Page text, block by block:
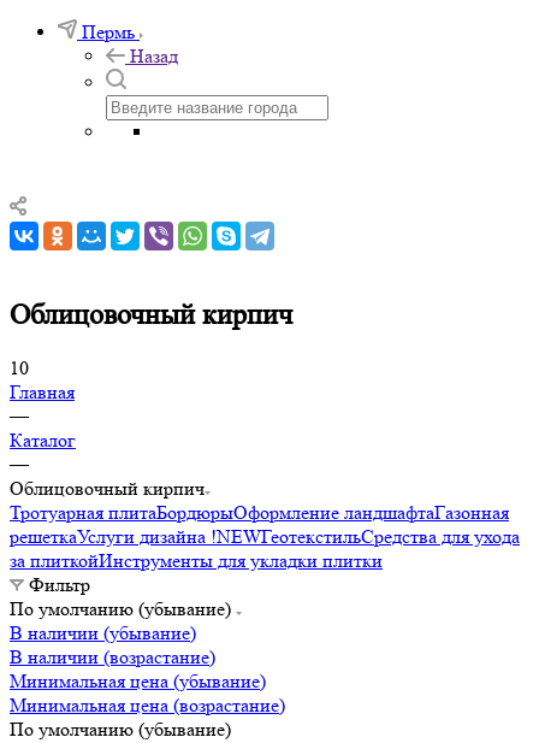
Пермь
Назад
Облицовочный кирпич
10
Главная
—
Каталог
—
Облицовочный кирпич
Тротуарная плитаБордюрыОформление ландшафтаГазонная
решеткаУслуги дизайна !NEWГеотекстильСредства для ухода
за плиткойИнструменты для укладки плитки
Фильтр
По умолчанию (убывание)
В наличии (убывание)
В наличии (возрастание)
Минимальная цена (убывание)
Минимальная цена (возрастание)
По умолчанию (убывание)